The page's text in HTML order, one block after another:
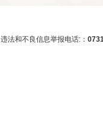
违法和不良信息举报电话:：